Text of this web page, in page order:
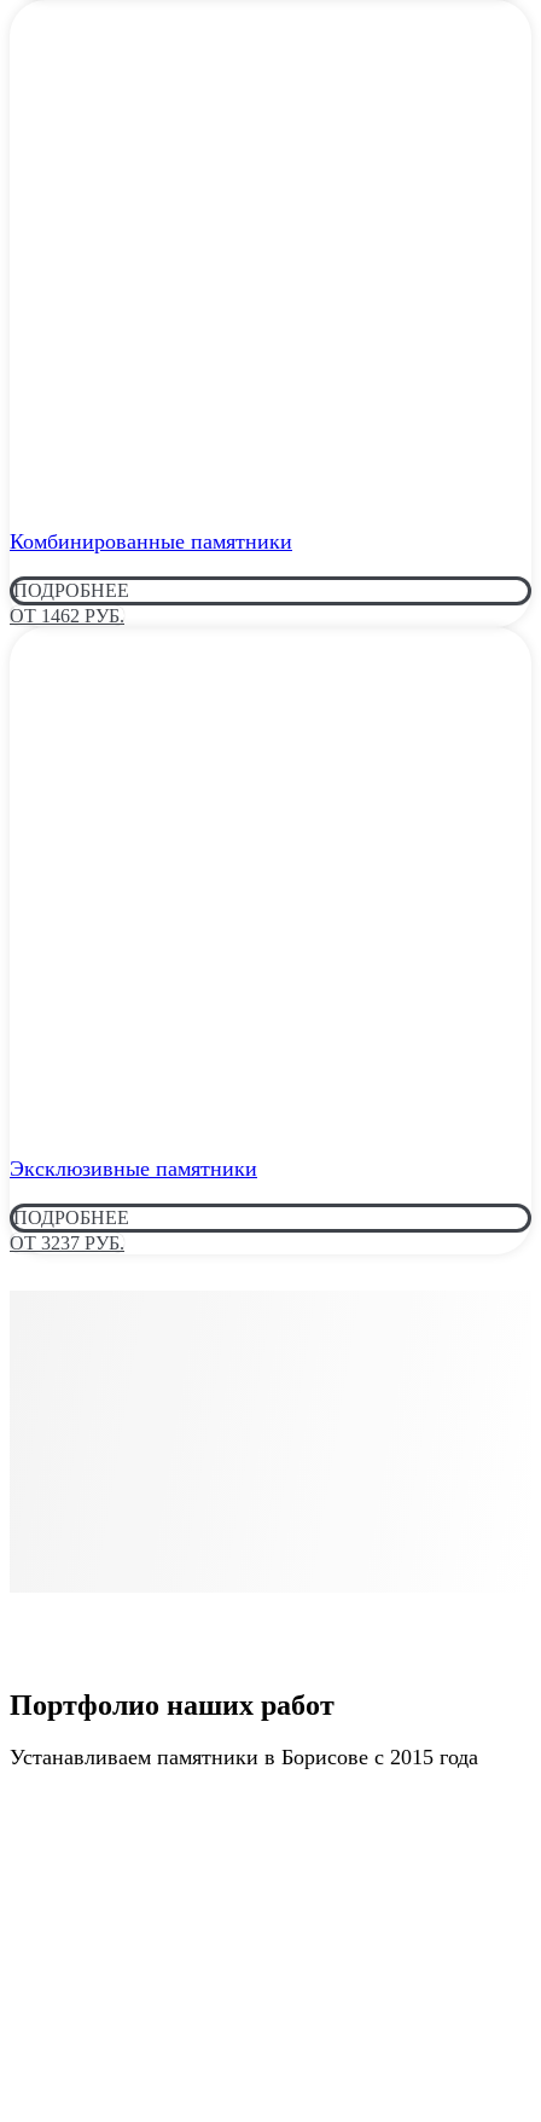
Комбинированные памятники
ПОДРОБНЕЕ
ОТ 1462 РУБ.
Эксклюзивные памятники
ПОДРОБНЕЕ
ОТ 3237 РУБ.
Портфолио наших работ
Устанавливаем памятники в Борисове с 2015 года